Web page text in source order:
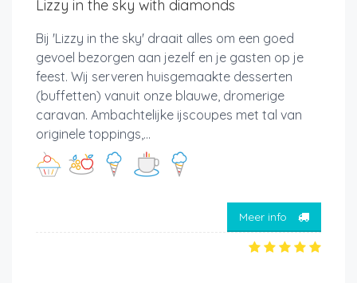
Lizzy in the sky with diamonds
Bij 'Lizzy in the sky' draait alles om een goed
gevoel bezorgen aan jezelf en je gasten op je
feest. Wij serveren huisgemaakte desserten
(buffetten) vanuit onze blauwe, dromerige
caravan. Ambachtelijke ijscoupes met tal van
originele toppings,...
Meer info